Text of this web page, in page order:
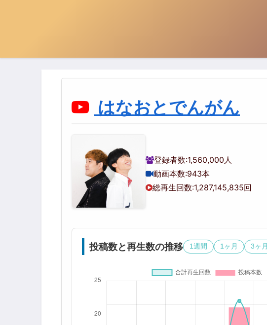
はなおとでんがん
登録者数:1,560,000人
動画本数:943本
総再生回数:1,287,145,835回
投稿数と再生数の推移 1週間 1ヶ月 3ヶ月